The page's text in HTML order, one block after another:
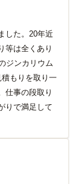
した。20年近
等は全くあり
ジンカリウム
もりを取り一
仕事の段取り
りで満足して